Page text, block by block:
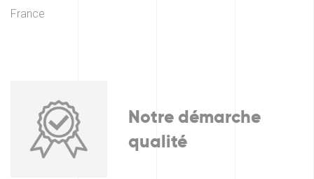
France
Notre démarche
qualité